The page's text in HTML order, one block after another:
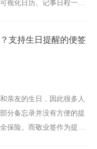
视化日历、记事日程一体
支持生日提醒的便签
亲友的生日，因此很多人
分备忘录并没有方便的提
保险。而敬业签作为提醒